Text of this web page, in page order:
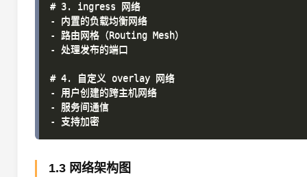
# 3. ingress 网络
- 内置的负载均衡网络
- 路由网格（Routing Mesh）
- 处理发布的端口
# 4. 自定义 overlay 网络
- 用户创建的跨主机网络
- 服务间通信
1.3 网络架构图